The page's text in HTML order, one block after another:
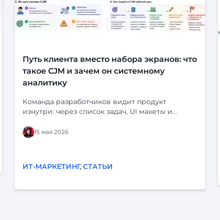
Путь клиента вместо набора экранов: что
такое CJM и зачем он системному
аналитику
Команда разработчиков видит продукт
изнутри: через список задач, UI макеты и
логично: кнопки на месте, статусы продуманы,
сценарий «срабатывает». Но у клиента перед
параллельных дел. Он может отвлечься,
Когда продукт строится «от экранов»,
15 мая 2026
ИТ-МАРКЕТИНГ,СТАТЬИ